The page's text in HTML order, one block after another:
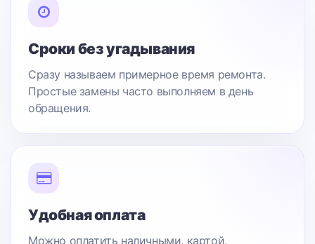
Сроки без угадывания
Сразу называем примерное время ремонта.
Простые замены часто выполняем в день
обращения.
Удобная оплата
Можно оплатить наличными, картой,